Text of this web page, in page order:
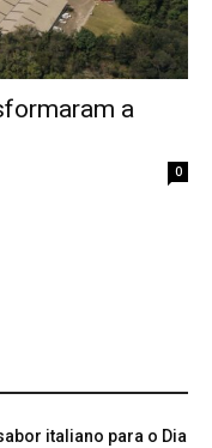
a
0
italiano para o Dia